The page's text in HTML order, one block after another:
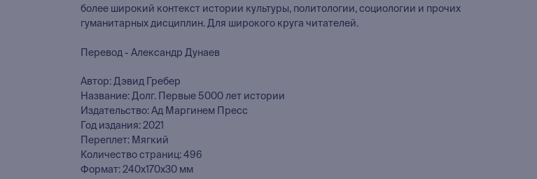
более широкий контекст истории культуры, политологии, социологии и прочих
гуманитарных дисциплин. Для широкого круга читателей.
Перевод - Александр Дунаев
Автор: Дэвид Гребер
Название: Долг. Первые 5000 лет истории
Издательство: Ад Маргинем Пресс
Год издания: 2021
Переплет: Мягкий
Количество страниц: 496
Формат: 240x170x30 мм